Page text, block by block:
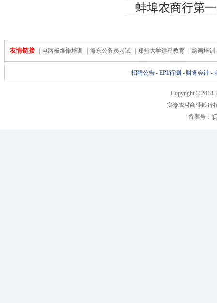
蚌埠农商行第
友情链接 电路板维修培训 海东公务员考试 郑州大学远程教育 绘画培训
招聘公告- EPI/行测 - 财务会计-
Copyright © 2018-
安徽农村商业银行
备案号：